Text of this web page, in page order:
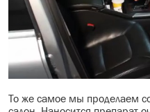
То же самое мы проделаем